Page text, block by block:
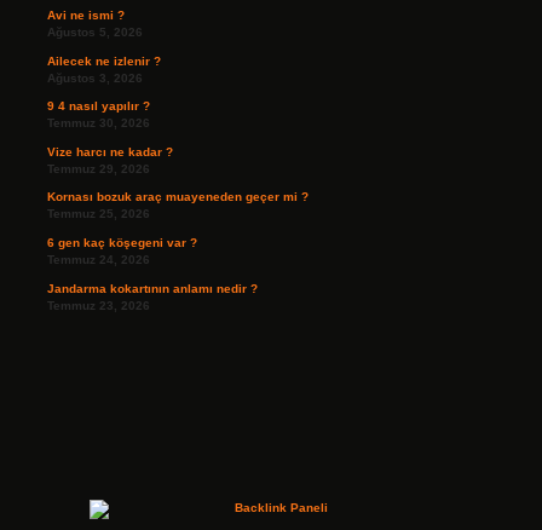
Avi ne ismi ?
Ağustos 5, 2026
Ailecek ne izlenir ?
Ağustos 3, 2026
9 4 nasıl yapılır ?
Temmuz 30, 2026
Vize harcı ne kadar ?
Temmuz 29, 2026
Kornası bozuk araç muayeneden geçer mi ?
Temmuz 25, 2026
6 gen kaç köşegeni var ?
Temmuz 24, 2026
Jandarma kokartının anlamı nedir ?
Temmuz 23, 2026